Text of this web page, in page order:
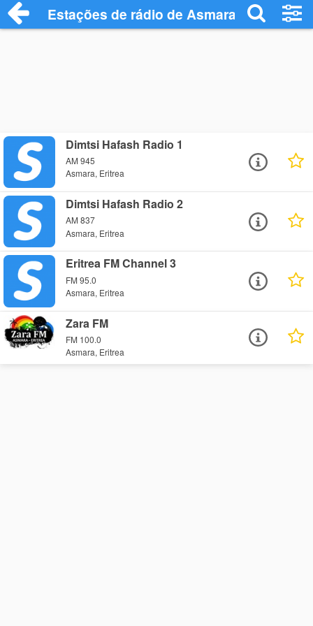
Estações de rádio de Asmara - Ouça
Dimtsi Hafash Radio 1
AM 945
Asmara, Eritrea
Dimtsi Hafash Radio 2
AM 837
Asmara, Eritrea
Eritrea FM Channel 3
FM 95.0
Asmara, Eritrea
Zara FM
FM 100.0
Asmara, Eritrea